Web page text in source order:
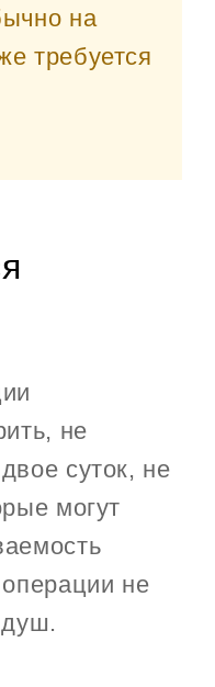
на
требуется
не
суток, не
могут
не
душ.